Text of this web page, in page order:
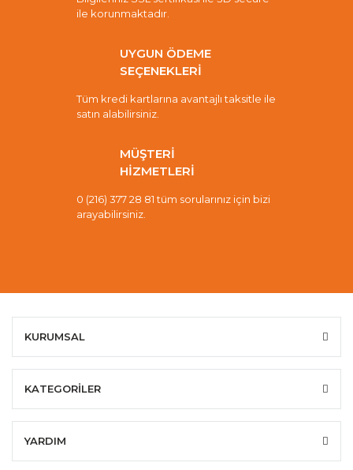
ile korunmaktadır.
UYGUN ÖDEME
SEÇENEKLERİ
Tüm kredi kartlarına avantajlı taksitle ile
satın alabilirsiniz.
MÜŞTERİ
HİZMETLERİ
0 (216) 377 28 81 tüm sorularınız için bizi
arayabilirsiniz.
KURUMSAL
KATEGORİLER
YARDIM